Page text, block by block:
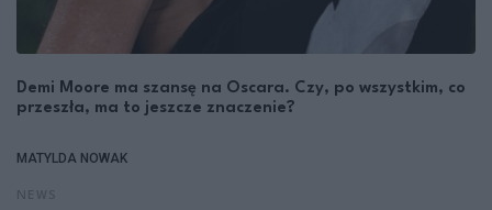
Demi Moore ma szansę na Oscara. Czy, po wszystkim, co
przeszła, ma to jeszcze znaczenie?
MATYLDA NOWAK